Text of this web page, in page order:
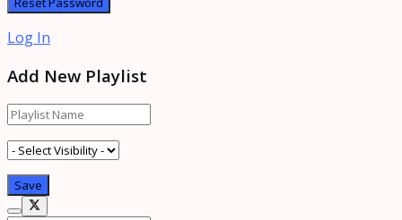
Log In
Add New Playlist